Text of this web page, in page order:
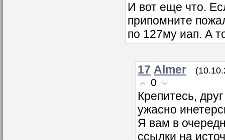
И вот еще что.
припомните
по 127му иап. А
17 Almer
0
Крепитесь,
ужасно
Я вам в
ссылки на